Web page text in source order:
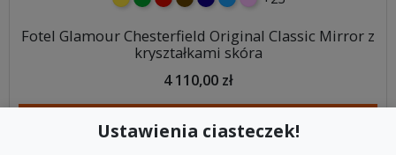
Fotel Glamour Chesterfield Original Classic Mirror z
kryształkami skóra
4 110,00 zł
Ustawienia ciasteczek!